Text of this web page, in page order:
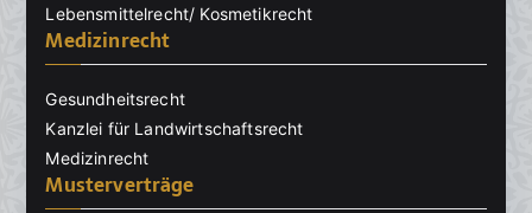
Lebensmittelrecht/ Kosmetikrecht
Medizinrecht
Gesundheitsrecht
Kanzlei für Landwirtschaftsrecht
Medizinrecht
Musterverträge